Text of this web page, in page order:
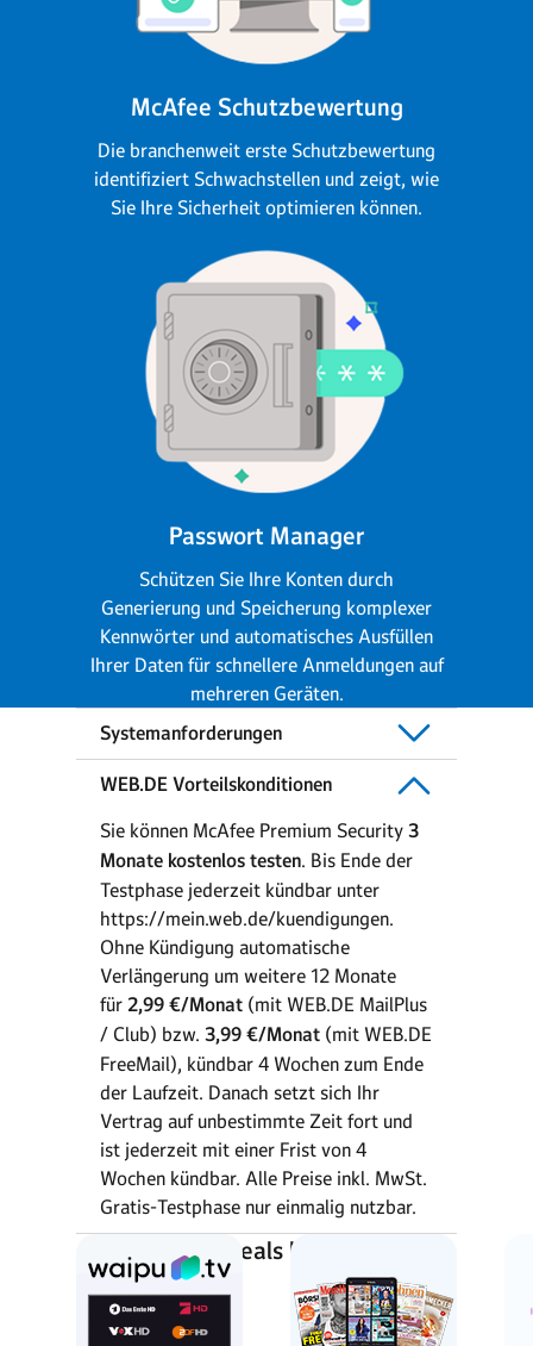
McAfee Schutzbewertung
Die branchenweit erste Schutzbewertung
identifiziert Schwachstellen und zeigt, wie
Sie Ihre Sicherheit optimieren können.
Passwort Manager
Schützen Sie Ihre Konten durch
Generierung und Speicherung komplexer
Kennwörter und automatisches Ausfüllen
Ihrer Daten für schnellere Anmeldungen auf
mehreren Geräten.
Systemanforderungen
WEB.DE Vorteilskonditionen
Sie können McAfee Premium Security 3
Monate kostenlos testen. Bis Ende der
Testphase jederzeit kündbar unter
https://mein.web.de/kuendigungen.
Ohne Kündigung automatische
Verlängerung um weitere 12 Monate
für 2,99 €/Monat (mit WEB.DE MailPlus
/ Club) bzw. 3,99 €/Monat (mit WEB.DE
FreeMail), kündbar 4 Wochen zum Ende
der Laufzeit. Danach setzt sich Ihr
Vertrag auf unbestimmte Zeit fort und
ist jederzeit mit einer Frist von 4
Wochen kündbar. Alle Preise inkl. MwSt.
Gratis-Testphase nur einmalig nutzbar.
Weitere Top-Deals bei WEB.DE: